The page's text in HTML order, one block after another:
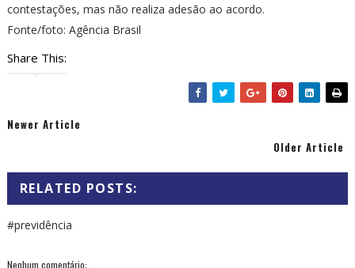
contestações, mas não realiza adesão ao acordo.
Fonte/foto: Agência Brasil
Share This:
Newer Article
Older Article
RELATED POSTS:
#previdência
Nenhum comentário: